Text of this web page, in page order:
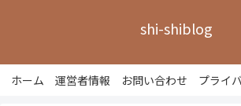
shi-shiblog
ホーム 運営者情報 お問い合わせ プライ